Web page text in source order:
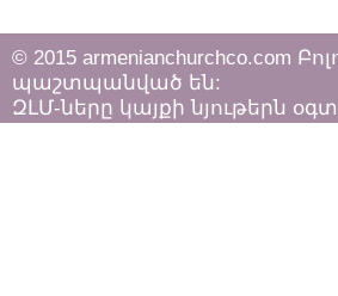
© 2015 armenianchurchco.com
պաշտպանված են:
ԶԼՄ-ները կայքի նյութերն